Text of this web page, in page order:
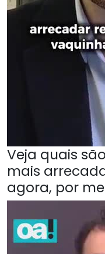
Veja quais
mais
agora, por